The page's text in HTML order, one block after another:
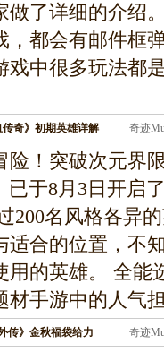
做了详细的介绍
，都会有邮件框
戏中很多玩法都
奇》初期英雄详解 奇迹
条
！突破次元界
已于8月3日开启
200名风格各异
适合的位置，不
用的英雄。 全能
材手游中的人气
传》金秋福袋给力 奇迹